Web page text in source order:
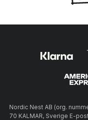
Nordic Nest AB (org.
70 KALMAR, Sverige E-